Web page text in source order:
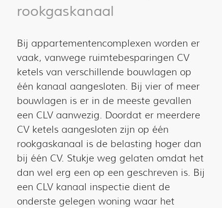
rookgaskanaal
Bij appartementencomplexen worden er
vaak, vanwege ruimtebesparingen CV
ketels van verschillende bouwlagen op
één kanaal aangesloten. Bij vier of meer
bouwlagen is er in de meeste gevallen
een CLV aanwezig. Doordat er meerdere
CV ketels aangesloten zijn op één
rookgaskanaal is de belasting hoger dan
bij één CV. Stukje weg gelaten omdat het
dan wel erg een op een geschreven is. Bij
een CLV kanaal inspectie dient de
onderste gelegen woning waar het